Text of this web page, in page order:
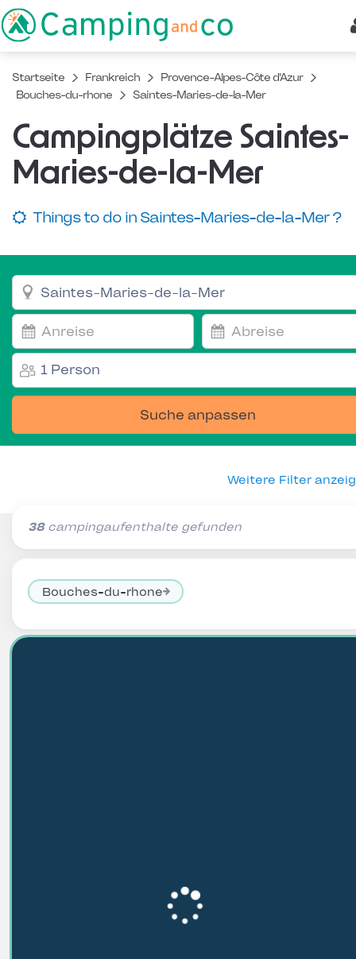
Startseite Frankreich
Provence-Alpes-Côte d'Azur
Bouches-du-rhone
Saintes-Maries-de-la-Mer
Campingplätze Saintes-
Maries-de-la-Mer
Things to do in Saintes-Maries-de-la-Mer ?
1 Person
Suche anpassen
Weitere Filter
38campingaufenthalte gefunden
Bouches-du-rhone